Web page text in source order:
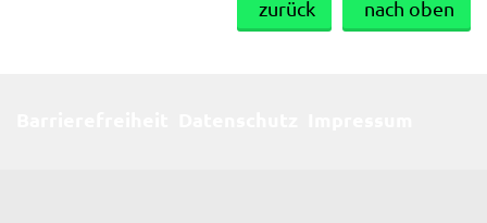
nach oben
zurück